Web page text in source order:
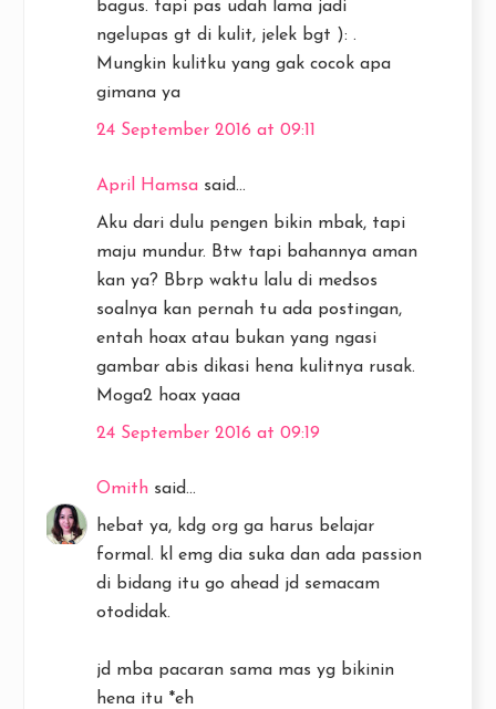
bagus. tapi pas udah lama jadi
ngelupas gt di kulit, jelek bgt ): .
Mungkin kulitku yang gak cocok apa
gimana ya
24 September 2016 at 09:11
April Hamsa said...
Aku dari dulu pengen bikin mbak, tapi
maju mundur. Btw tapi bahannya aman
kan ya? Bbrp waktu lalu di medsos
soalnya kan pernah tu ada postingan,
entah hoax atau bukan yang ngasi
gambar abis dikasi hena kulitnya rusak.
Moga2 hoax yaaa
24 September 2016 at 09:19
Omith said...
hebat ya, kdg org ga harus belajar
formal. kl emg dia suka dan ada passion
di bidang itu go ahead jd semacam
otodidak.
jd mba pacaran sama mas yg bikinin
hena itu *eh